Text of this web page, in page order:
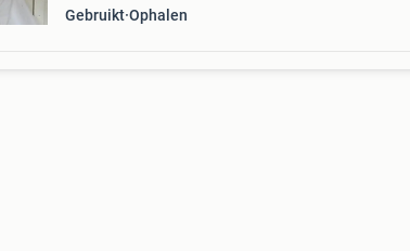
Gebruikt Ophalen